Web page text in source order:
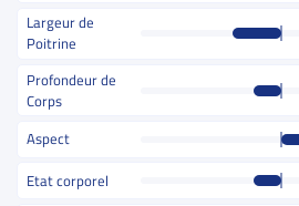
Largeur de
Poitrine
Profondeur de
Corps
Aspect
Etat corporel